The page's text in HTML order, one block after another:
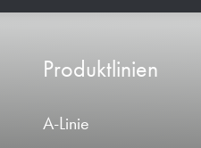
Produktlinien
A-Linie